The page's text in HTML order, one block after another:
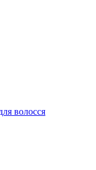
волосся